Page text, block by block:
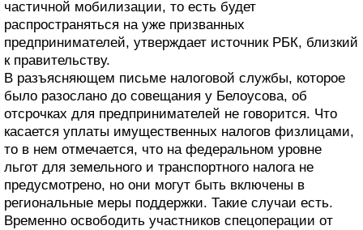
частичной мобилизации, то есть будет
распространяться на уже призванных
предпринимателей, утверждает источник РБК, близкий
к правительству.
В разъясняющем письме налоговой службы, которое
было разослано до совещания у Белоусова, об
отсрочках для предпринимателей не говорится. Что
касается уплаты имущественных налогов физлицами,
то в нем отмечается, что на федеральном уровне
льгот для земельного и транспортного налога не
предусмотрено, но они могут быть включены в
региональные меры поддержки. Такие случаи есть.
Временно освободить участников спецоперации от